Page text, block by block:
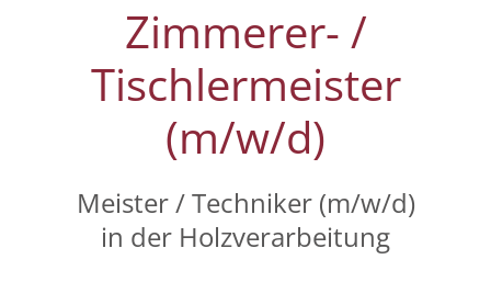
Zimmerer- /
Tischlermeister
(m/w/d)
Meister / Techniker (m/w/d)
in der Holzverarbeitung